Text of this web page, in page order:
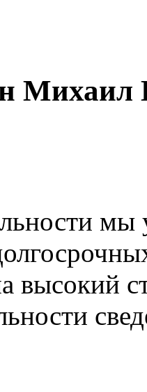
Михаил
высокий